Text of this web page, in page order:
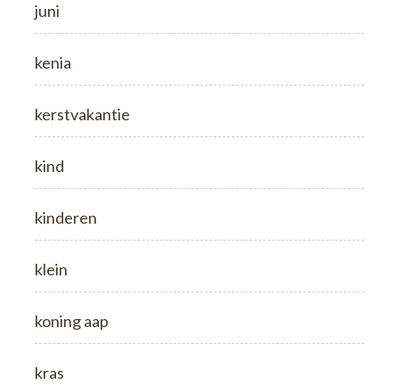
juni
kenia
kerstvakantie
kind
kinderen
klein
koning aap
kras